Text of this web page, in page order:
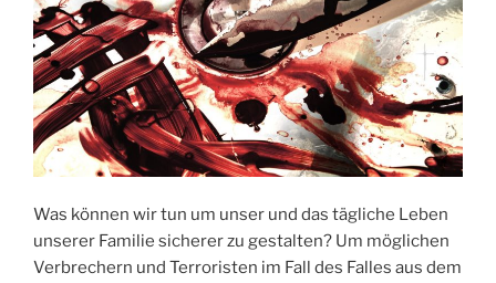
Was können wir tun um unser und das tägliche Leben
unserer Familie sicherer zu gestalten? Um möglichen
Verbrechern und Terroristen im Fall des Falles aus dem